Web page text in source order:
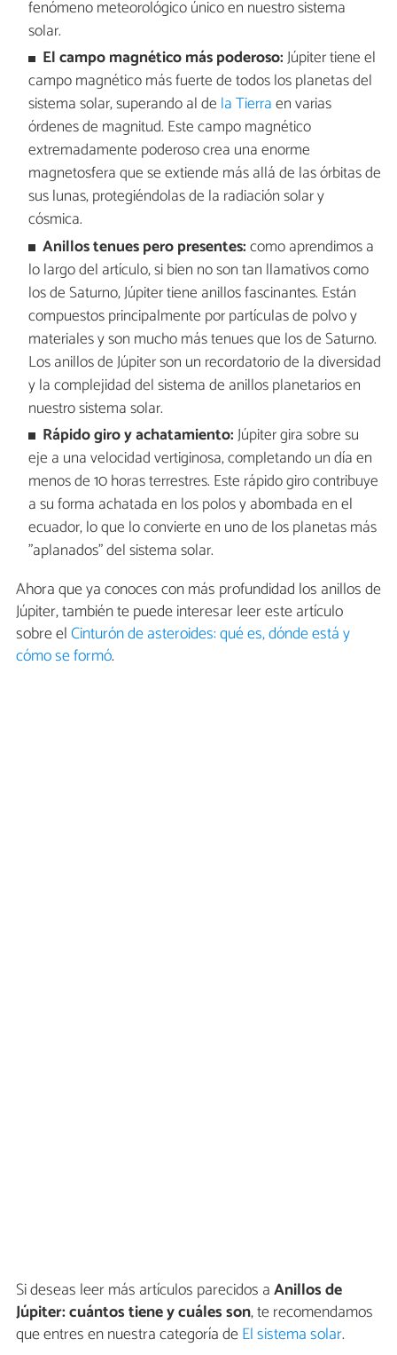
fenómeno meteorológico único en nuestro sistema
solar.
El campo magnético más poderoso:Júpiter tiene el
campo magnético más fuerte de todos los planetas del
sistema solar, superando al de la Tierraen varias
órdenes de magnitud. Este campo magnético
extremadamente poderoso crea una enorme
magnetosfera que se extiende más allá de las órbitas de
sus lunas, protegiéndolas de la radiación solar y
cósmica.
Anillos tenues pero presentes:como aprendimos a
lo largo del artículo, si bien no son tan llamativos como
los de Saturno, Júpiter tiene anillos fascinantes. Están
compuestos principalmente por partículas de polvo y
materiales y son mucho más tenues que los de Saturno.
Los anillos de Júpiter son un recordatorio de la diversidad
y la complejidad del sistema de anillos planetarios en
nuestro sistema solar.
Rápido giro y achatamiento:Júpiter gira sobre su
eje a una velocidad vertiginosa, completando un día en
menos de 10 horas terrestres. Este rápido giro contribuye
a su forma achatada en los polos y abombada en el
ecuador, lo que lo convierte en uno de los planetas más
"aplanados" del sistema solar.
Ahora que ya conoces con más profundidad los anillos de
Júpiter, también te puede interesar leer este artículo
sobre elCinturón de asteroides: qué es, dónde está y
cómo se formó.
Si deseas leer más artículos parecidos aAnillos de
Júpiter: cuántos tiene y cuáles son, te recomendamos
que entres en nuestra categoría deEl sistema solar.